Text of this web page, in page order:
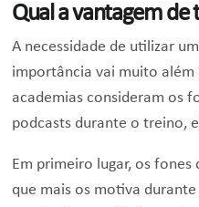
Qual a vantagem de
A necessidade de utilizar
importância vai muito
academias consideram os
podcasts durante o treino,
Em primeiro lugar, os
que mais os motiva